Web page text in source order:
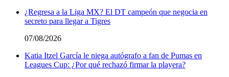
¿Regresa a la Liga MX? El DT campeón que negocia en
secreto para llegar a Tigres
07/08/2026
Katia Itzel García le niega autógrafo a fan de Pumas en
Leagues Cup: ¿Por qué rechazó firmar la playera?